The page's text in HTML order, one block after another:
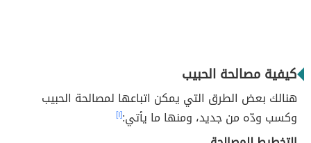
كيفية مصالحة الحبيب
هنالك بعض الطرق التي يمكن اتباعها لمصالحة الحبيب
وكسب ودّه من جديد، ومنها ما يأتي:[١]